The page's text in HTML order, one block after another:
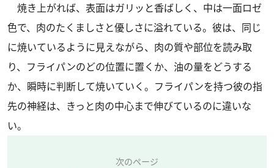
焼き上がれば、表面はガリッと香ばしく、中は一面ロゼ
色で、肉のたくましさと優しさに溢れている。彼は、同じ
に焼いているように見えながら、肉の質や部位を読み取
り、フライパンのどの位置に置くか、油の量をどうする
か、瞬時に判断して焼いていく。フライパンを持つ彼の指
先の神経は、きっと肉の中心まで伸びているのに違いな
い。
次のページ